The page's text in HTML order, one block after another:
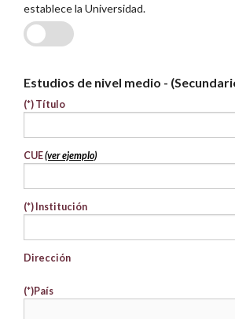
establece la Universidad.
NO
Estudios de nivel medio -
(*) Título
CUE(ver ejemplo)
(*) Institución
Dirección
(*)País